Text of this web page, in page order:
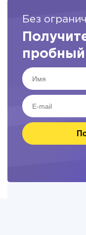
Без
пробный